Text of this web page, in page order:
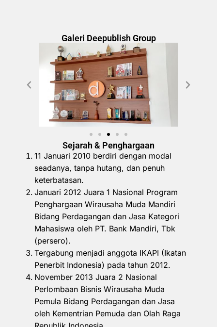
Galeri Deepublish Group
Sejarah & Penghargaan
11 Januari 2010 berdiri dengan modal
seadanya, tanpa hutang, dan penuh
keterbatasan.
Januari 2012 Juara 1 Nasional Program
Penghargaan Wirausaha Muda Mandiri
Bidang Perdagangan dan Jasa Kategori
Mahasiswa oleh PT. Bank Mandiri, Tbk
(persero).
Tergabung menjadi anggota IKAPI (Ikatan
Penerbit Indonesia) pada tahun 2012.
November 2013 Juara 2 Nasional
Perlombaan Bisnis Wirausaha Muda
Pemula Bidang Perdagangan dan Jasa
oleh Kementrian Pemuda dan Olah Raga